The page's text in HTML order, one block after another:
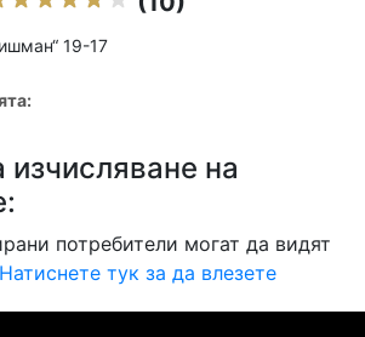
19-17
изчисляване на
потребители могат да видят
Натиснете тук за да влезете